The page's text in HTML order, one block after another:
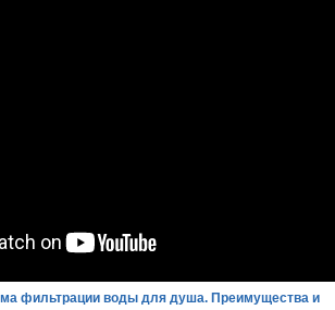
фильтрации воды для душа. Преимущества и